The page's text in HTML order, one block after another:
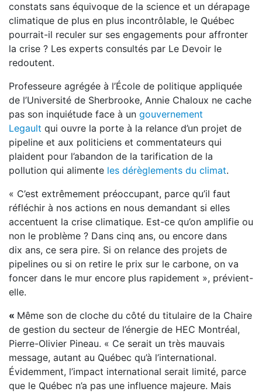
constats sans équivoque de la science et un dérapage
climatique de plus en plus incontrôlable, le Québec
pourrait-il reculer sur ses engagements pour affronter
la crise ? Les experts consultés par Le Devoir le
redoutent.
Professeure agrégée à l’École de politique appliquée
de l’Université de Sherbrooke, Annie Chaloux ne cache
pas son inquiétude face à un gouvernement
Legault qui ouvre la porte à la relance d’un projet de
pipeline et aux politiciens et commentateurs qui
plaident pour l’abandon de la tarification de la
pollution qui alimente les dérèglements du climat.
« C’est extrêmement préoccupant, parce qu’il faut
réfléchir à nos actions en nous demandant si elles
accentuent la crise climatique. Est-ce qu’on amplifie ou
non le problème ? Dans cinq ans, ou encore dans
dix ans, ce sera pire. Si on relance des projets de
pipelines ou si on retire le prix sur le carbone, on va
foncer dans le mur encore plus rapidement », prévient-
elle.
« Même son de cloche du côté du titulaire de la Chaire
de gestion du secteur de l’énergie de HEC Montréal,
Pierre-Olivier Pineau. « Ce serait un très mauvais
message, autant au Québec qu’à l’international.
Évidemment, l’impact international serait limité, parce
que le Québec n’a pas une influence majeure. Mais